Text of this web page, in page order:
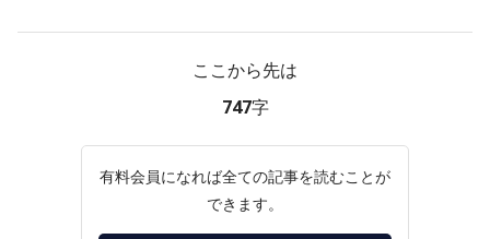
ここから先は
747字
有料会員になれば全ての記事を読むことが
できます。